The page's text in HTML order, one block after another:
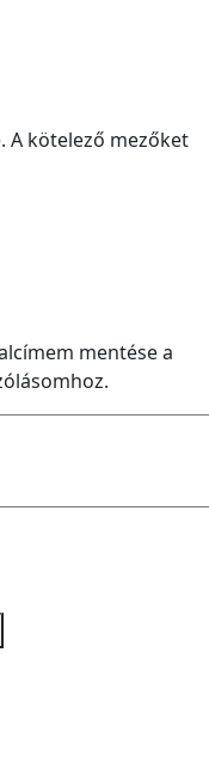
A kötelező mezőket
mentése a